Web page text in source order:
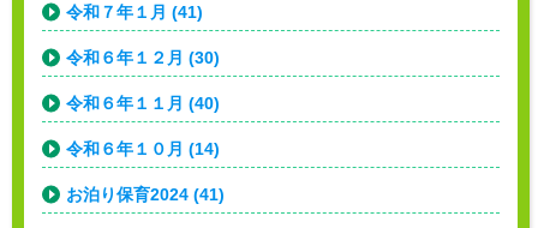
令和７年１月 (41)
令和６年１２月 (30)
令和６年１１月 (40)
令和６年１０月 (14)
お泊り保育2024 (41)